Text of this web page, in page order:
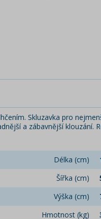
Skluzavka pro
a zábavnější klouzání.
Délka (cm)
Šířka (cm)
Výška (cm)
Hmotnost (kg)